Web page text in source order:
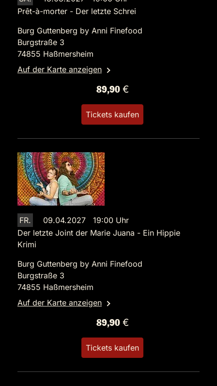
Prêt-à-morter - Der letzte Schrei
Burg Guttenberg by Anni Finefood
Burgstraße 3
74855 Haßmersheim
Auf der Karte anzeigen
89,90 €
Tickets kaufen
FR.
09.04.2027 19:00 Uhr
Der letzte Joint der Marie Juana - Ein Hippie
Krimi
Burg Guttenberg by Anni Finefood
Burgstraße 3
74855 Haßmersheim
Auf der Karte anzeigen
89,90 €
Tickets kaufen